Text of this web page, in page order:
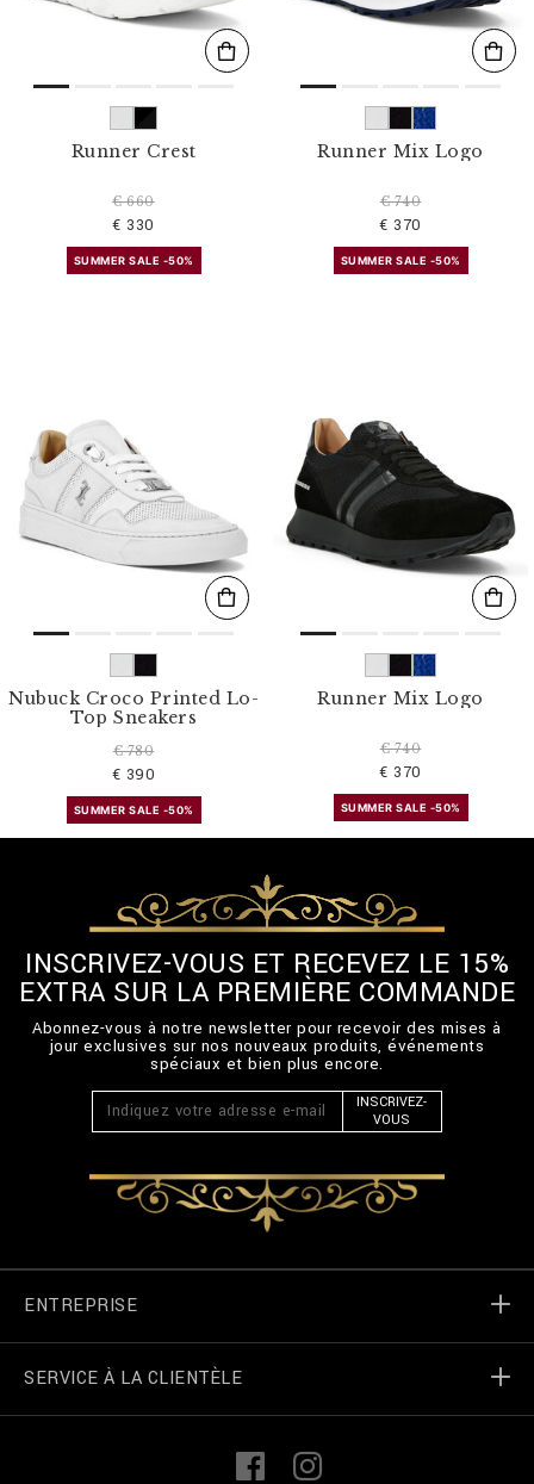
Runner Crest
€ 660
€ 330
SUMMER SALE -50%
Runner Mix Logo
€ 740
€ 370
SUMMER SALE -50%
Nubuck Croco Printed Lo-
Top Sneakers
€ 780
€ 390
SUMMER SALE -50%
Runner Mix Logo
€ 740
€ 370
SUMMER SALE -50%
INSCRIVEZ-VOUS ET RECEVEZ LE 15%
EXTRA SUR LA PREMIÈRE COMMANDE
Abonnez-vous à notre newsletter pour recevoir des mises à
jour exclusives sur nos nouveaux produits, événements
spéciaux et bien plus encore.
INSCRIVEZ-
VOUS
ENTREPRISE
Monde de Billionaire
SERVICE À LA CLIENTÈLE
i
F
a